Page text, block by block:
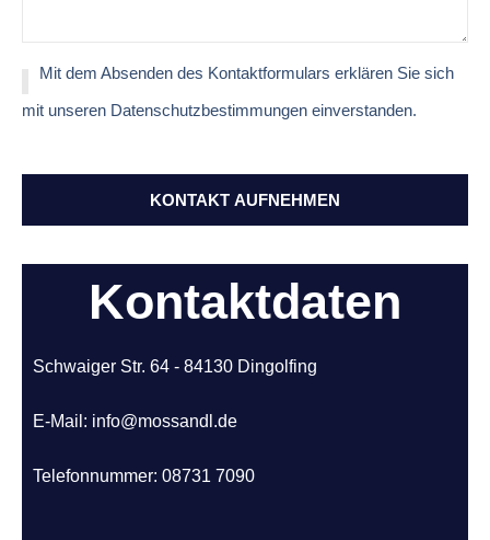
Mit dem Absenden des Kontaktformulars erklären Sie sich
mit unseren Datenschutzbestimmungen einverstanden.
KONTAKT AUFNEHMEN
Kontaktdaten
Schwaiger Str. 64 - 84130 Dingolfing
E-Mail: info@mossandl.de
Telefonnummer: 08731 7090